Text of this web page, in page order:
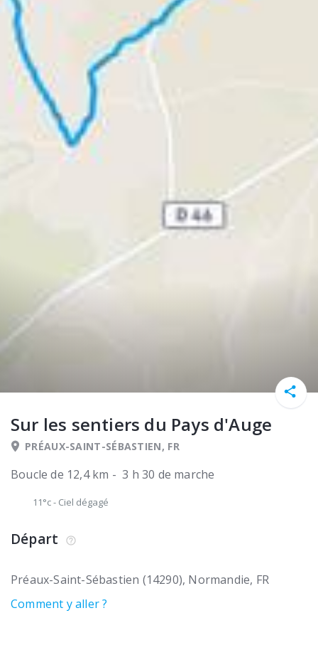
Sur les sentiers du Pays d'Auge
PRÉAUX-SAINT-SÉBASTIEN, FR
Boucle de 12,4 km - 3 h 30 de marche
11°c- Ciel dégagé
Départ
Préaux-Saint-Sébastien (14290) Normandie FR
Comment y aller ?